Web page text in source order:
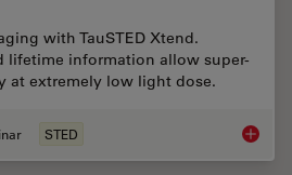
with TauSTED Xtend.
lifetime information allow super-
at extremely low light dose.
STED